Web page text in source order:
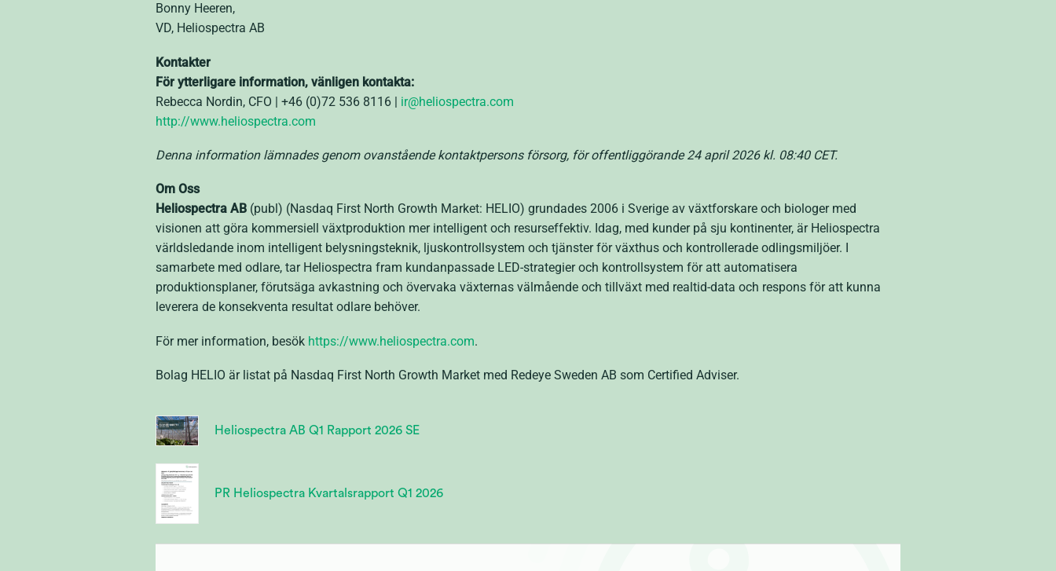
Bonny Heeren,
VD, Heliospectra AB
Kontakter
För ytterligare information, vänligen kontakta:
Rebecca Nordin, CFO | +46 (0)72 536 8116 | ir@heliospectra.com
http://www.heliospectra.com
Denna information lämnades genom ovanstående kontaktpersons försorg, för offentliggörande 24 april 2026 kl. 08:40 CET.
Om Oss
Heliospectra AB (publ) (Nasdaq First North Growth Market: HELIO) grundades 2006 i Sverige av växtforskare och biologer med
visionen att göra kommersiell växtproduktion mer intelligent och resurseffektiv. Idag, med kunder på sju kontinenter, är Heliospectra
världsledande inom intelligent belysningsteknik, ljuskontrollsystem och tjänster för växthus och kontrollerade odlingsmiljöer. I
samarbete med odlare, tar Heliospectra fram kundanpassade LED-strategier och kontrollsystem för att automatisera
produktionsplaner, förutsäga avkastning och övervaka växternas välmående och tillväxt med realtid-data och respons för att kunna
leverera de konsekventa resultat odlare behöver.
För mer information, besök https://www.heliospectra.com.
Bolag HELIO är listat på Nasdaq First North Growth Market med Redeye Sweden AB som Certified Adviser.
Heliospectra AB Q1 Rapport 2026 SE
PR Heliospectra Kvartalsrapport Q1 2026